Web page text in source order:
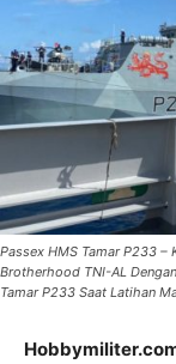
Passex HMS Tamar P233 –
Brotherhood TNI-AL
Tamar P233 Saat Latihan